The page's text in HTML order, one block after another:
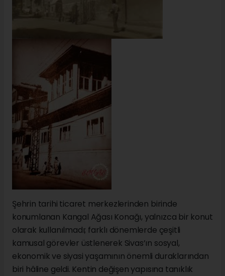
Şehrin tarihi ticaret merkezlerinden birinde
konumlanan Kangal Ağası Konağı, yalnızca bir konut
olarak kullanılmadı; farklı dönemlerde çeşitli
kamusal görevler üstlenerek Sivas’ın sosyal,
ekonomik ve siyasi yaşamının önemli duraklarından
biri hâline geldi. Kentin değişen yapısına tanıklık